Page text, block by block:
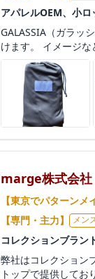
アパレルOEM、小
GALASSIA（ガラッ
けます。 イメージ
marge株式会社
【東京でパターンメ
【専門・主力】
メン
コレクションブラン
弊社はコレクション
トップで提供して